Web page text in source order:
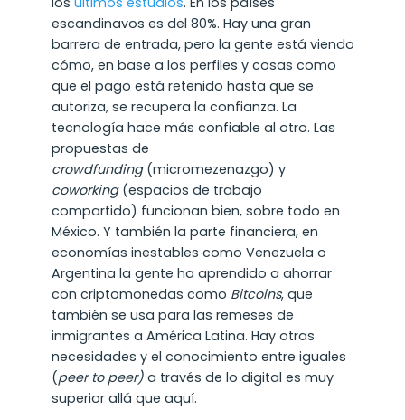
escandinavos es del 80%. Hay una gran
barrera de entrada, pero la gente está viendo
cómo, en base a los perfiles y cosas como
que el pago está retenido hasta que se
autoriza, se recupera la confianza. La
tecnología hace más confiable al otro. Las
propuestas de
crowdfunding(micromezenazgo) y
coworking (espacios de trabajo
compartido) funcionan bien, sobre todo en
México. Y también la parte financiera, en
economías inestables como Venezuela o
Argentina la gente ha aprendido a ahorrar
con criptomonedas como Bitcoins, que
también se usa para las remeses de
inmigrantes a América Latina. Hay otras
necesidades y el conocimiento entre iguales
(peer to peer)a través de lo digital es muy
superior allá que aquí.